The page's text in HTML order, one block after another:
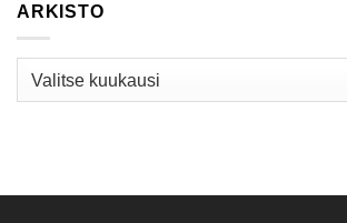
ARKISTO
Arkisto